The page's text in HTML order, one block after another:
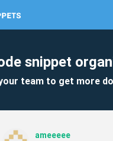
snippet
team to get more
ameeeee